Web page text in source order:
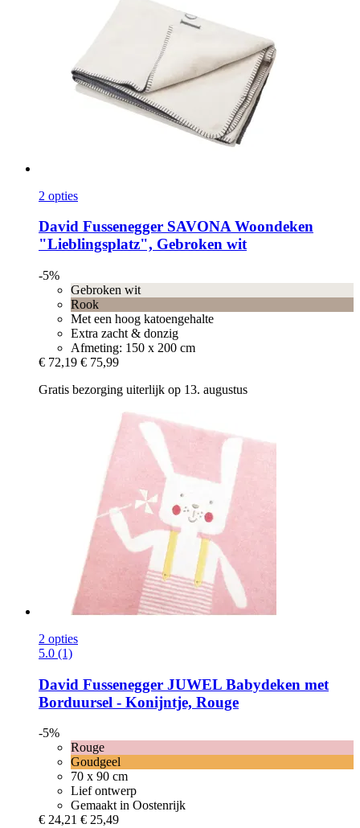
2 opties
David Fussenegger SAVONA Woondeken
"Lieblingsplatz", Gebroken wit
-5%
Gebroken wit
Rook
Met een hoog katoengehalte
Extra zacht & donzig
Afmeting: 150 x 200 cm
€ 72,19 € 75,99
Gratis bezorging uiterlijk op 13. augustus
2 opties
5.0 (1)
David Fussenegger JUWEL Babydeken met
Borduursel -​ Konijntje, Rouge
-5%
Rouge
Goudgeel
70 x 90 cm
Lief ontwerp
Gemaakt in Oostenrijk
€ 24,21 € 25,49